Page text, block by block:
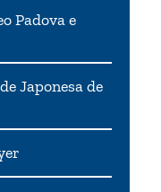
Padova e
Japonesa de